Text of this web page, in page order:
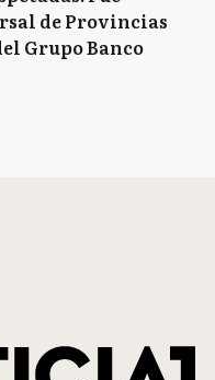
de Provincias
Grupo Banco